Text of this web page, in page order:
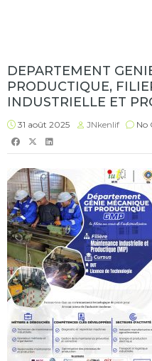
DEPARTEMENT
PRODUCTIQUE,
INDUSTRIELLE ET
31 août 2025 JNkenlif No